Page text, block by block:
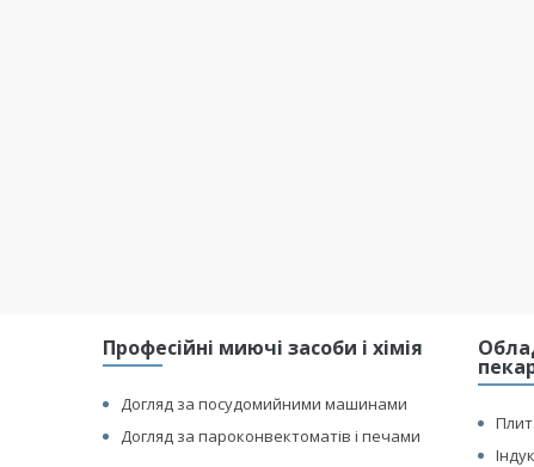
Професійні миючі засоби і хімія
Догляд за посудомийними машинами
Догляд за пароконвектоматів і печами